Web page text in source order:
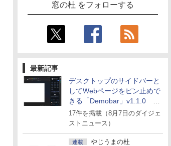
窓の杜 をフォローする
最新記事
デスクトップのサイドバーと
してWebページをピン止めで
きる「Demobar」v1.1.0 ほ
か
17件を掲載（8月7日のダイジェ
ストニュース）
連載 やじうまの杜